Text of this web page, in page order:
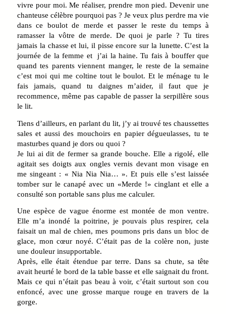
vivre pour moi. Me réaliser, prendre mon pied. Devenir une
chanteuse célèbre pourquoi pas ? Je veux plus perdre ma vie
dans ce boulot de merde et passer le reste du temps à
ramasser la vôtre de merde. De quoi je parle ? Tu tires
jamais la chasse et lui, il pisse encore sur la lunette. C’est la
journée de la femme et j’ai la haine. Tu fais à bouffer que
quand tes parents viennent manger, le reste de la semaine
c’est moi qui me coltine tout le boulot. Et le ménage tu le
fais jamais, quand tu daignes m’aider, il faut que je
recommence, même pas capable de passer la serpillère sous
le lit.
Tiens d’ailleurs, en parlant du lit, j’y ai trouvé tes chaussettes
sales et aussi des mouchoirs en papier dégueulasses, tu te
masturbes quand je dors ou quoi ?
Je lui ai dit de fermer sa grande bouche. Elle a rigolé, elle
agitait ses doigts aux ongles vernis devant mon visage en
me singeant : « Nia Nia Nia… ». Et puis elle s’est laissée
tomber sur le canapé avec un «Merde !» cinglant et elle a
consulté son portable sans plus me calculer.
Une espèce de vague énorme est montée de mon ventre.
Elle m’a inondé la poitrine, je pouvais plus respirer, cela
faisait un mal de chien, mes poumons pris dans un bloc de
glace, mon cœur noyé. C’était pas de la colère non, juste
une douleur insupportable.
Après, elle était étendue par terre. Dans sa chute, sa tête
avait heurté le bord de la table basse et elle saignait du front.
Mais ce qui n’était pas beau à voir, c’était surtout son cou
enfoncé, avec une grosse marque rouge en travers de la
gorge.